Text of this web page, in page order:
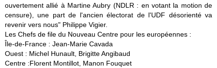
ouvertement allié à Martine Aubry (NDLR : en votant la motion de
censure), une part de l'ancien électorat de l'UDF désorienté va
revenir vers nous" Philippe Vigier.
Les Chefs de file du Nouveau Centre pour les européennes :
Île-de-France : Jean-Marie Cavada
Ouest : Michel Hunault, Brigitte Angibaud
Centre :Florent Montillot, Manon Fouquet